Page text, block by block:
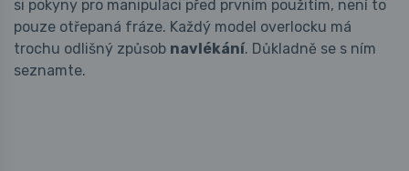
si pokyny pro manipulaci před prvním použitím, není to
pouze otřepaná fráze. Každý model overlocku má
trochu odlišný způsob navlékání. Důkladně se s ním
seznamte.